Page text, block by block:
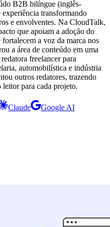
B2B bilíngue (inglês-
experiência transformando
e envolventes. Na CloudTalk,
que apoiam a adoção do
a voz da marca nos
a área de conteúdo em uma
freelancer para
automobilística e indústria
outros redatores, trazendo
leitor para cada projeto.
Claude Google AI